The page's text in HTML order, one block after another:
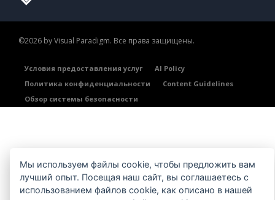
©2026 by Visual Paradigm. Все права защищены.
Условия предоставления услуг
AI Policy
Политика конфиденциальности
Content Guidelines
Обзор системы безопасности
Мы используем файлы cookie, чтобы предложить вам
лучший опыт. Посещая наш сайт, вы соглашаетесь с
использованием файлов cookie, как описано в нашей